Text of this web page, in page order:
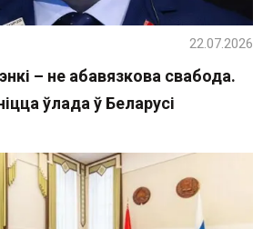
– не абавязкова свабода.
ўлада ў Беларусі
22.07.2026